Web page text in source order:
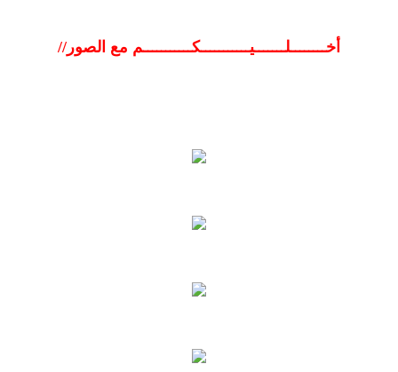
أخــــــــلـــــــيـــــــــــكـــــــــــم مع الصور//